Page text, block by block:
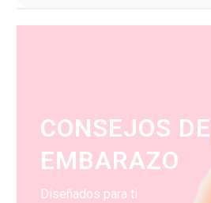
CONSEJOS DE
EMBARAZO
Diseñados para ti